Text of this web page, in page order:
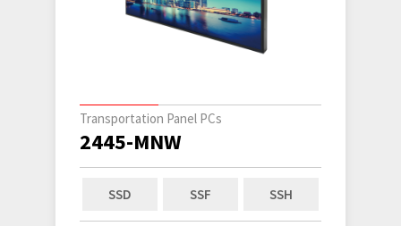
Transportation Panel PCs
2445-MNW
SSD SSF SSH